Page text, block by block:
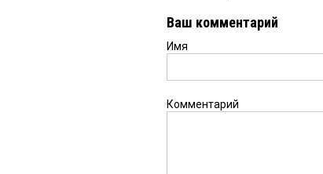
Ваш комментарий
Имя
Комментарий